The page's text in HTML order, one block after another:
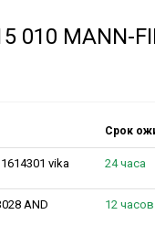
010 MANN-
Срок
vika 24 часа
AND 12 часов